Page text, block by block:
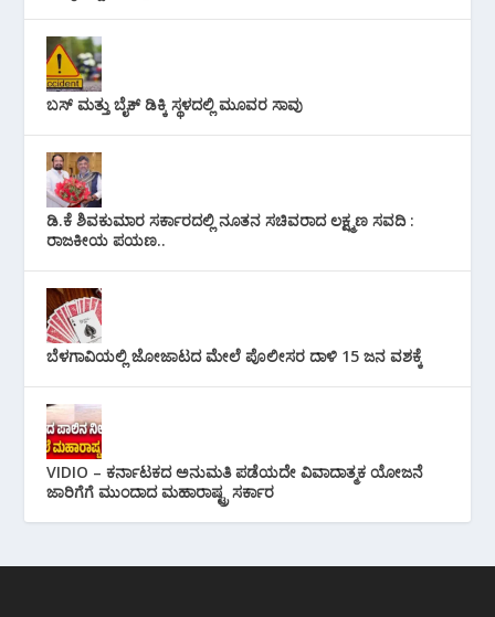
ಬಸ್ ಮತ್ತು ಬೈಕ್ ಡಿಕ್ಕಿ ಸ್ಥಳದಲ್ಲಿ ಮೂವರ ಸಾವು
ಡಿ.ಕೆ ಶಿವಕುಮಾರ ಸರ್ಕಾರದಲ್ಲಿ ನೂತನ ಸಚಿವರಾದ ಲಕ್ಷ್ಮಣ ಸವದಿ :
ರಾಜಕೀಯ ಪಯಣ..
ಬೆಳಗಾವಿಯಲ್ಲಿ ಜೋಜಾಟದ ಮೇಲೆ ಪೊಲೀಸರ ದಾಳಿ 15 ಜನ ವಶಕ್ಕೆ
VIDIO – ಕರ್ನಾಟಕದ ಅನುಮತಿ ಪಡೆಯದೇ ವಿವಾದಾತ್ಮಕ ಯೋಜನೆ
ಜಾರಿಗೆಗೆ ಮುಂದಾದ ಮಹಾರಾಷ್ಟ್ರ ಸರ್ಕಾರ